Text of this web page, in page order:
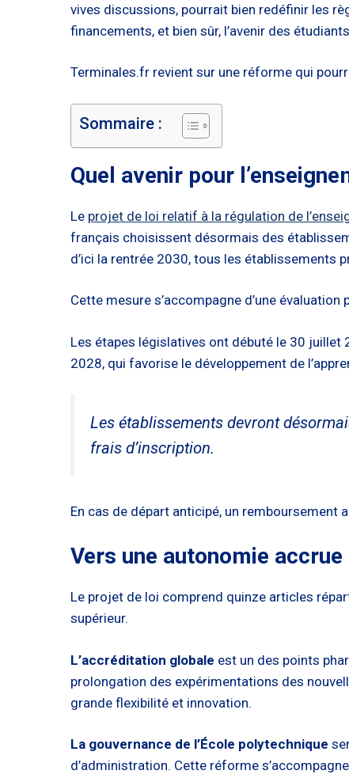
vives discussions, pourrait bien redéfinir les
financements, et bien sûr, l’avenir des
Terminales.fr revient sur une réforme qui
Sommaire :
Quel avenir pour
Le projet de loi relatif à la régulation de
français choisissent désormais des
d’ici la rentrée 2030, tous les établissements
Cette mesure s’accompagne d’une
Les étapes législatives ont débuté le 30 juillet
2028, qui favorise le développement de
Les établissements devront
frais d’inscription.
En cas de départ anticipé, un
Vers une autonomie
Le projet de loi comprend quinze articles
supérieur.
L’accréditation globale est un des points
prolongation des expérimentations des
grande flexibilité et innovation.
La gouvernance de l’École polytechnique
d’administration. Cette réforme